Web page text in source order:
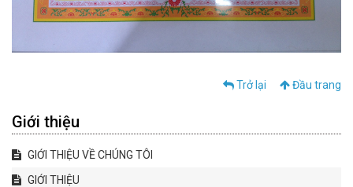
Trở lại Đầu trang
Giới thiệu
GIỚI THIỆU VỀ CHÚNG TÔI
GIỚI THIỆU